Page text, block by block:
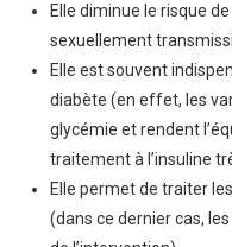
Elle diminue le risque
sexuellement
Elle est souvent
diabète (en effet, les
glycémie et rendent
traitement à l’insuline
Elle permet de traiter
(dans ce dernier cas,